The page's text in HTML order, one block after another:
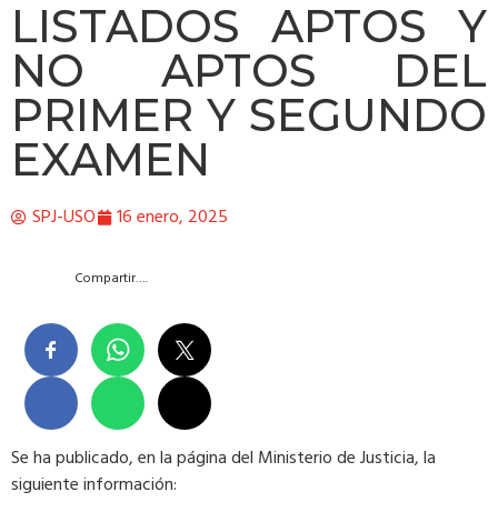
LISTADOS APTOS Y
NO APTOS DEL
PRIMER Y SEGUNDO
EXAMEN
SPJ-USO 16 enero, 2025
Compartir….
Se ha publicado, en la página del Ministerio de Justicia, la
siguiente información: